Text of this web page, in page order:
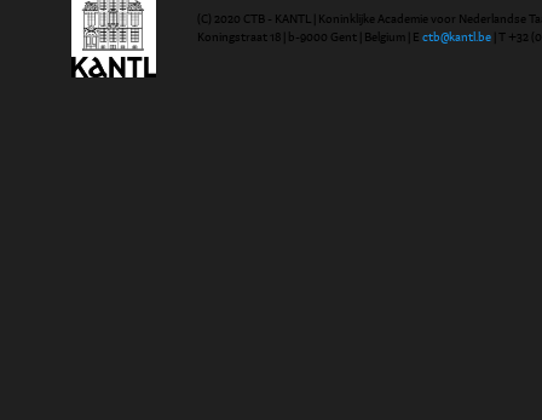
(C) 2020 CTB - KANTL | Koninklijke Academie voor Nederlandse
Koningstraat 18 | b-9000 Gent | Belgium | E ctb@kantl.be | T +32